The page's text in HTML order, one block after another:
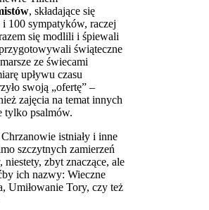
, składające się
100 sympatyków, raczej
się modlili i śpiewali
świąteczne
ze świecami
upływu czasu
swoją „ofertę” –
zajęcia na temat innych
tylko psalmów.
istniały i inne
szczytnych zamierzeń
niestety, zbyt znaczące, ale
ich nazwy: Wieczne
Umiłowanie Tory, czy też